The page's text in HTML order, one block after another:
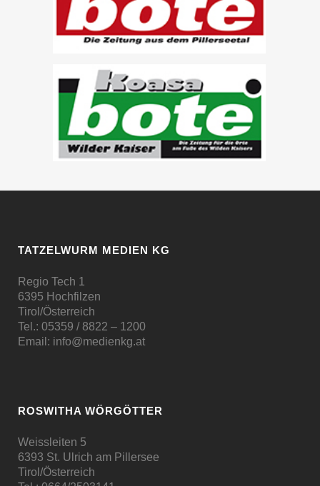
TATZELWURM MEDIEN KG
Regio Tech 1
6395 Hochfilzen
Tirol/Österreich
Tel.: 05359 / 8822 – 1200
Email: info@medienkg.at
ROSWITHA WÖRGÖTTER
Weissleiten 5
6393 St. Ulrich am Pillersee
Tirol/Österreich